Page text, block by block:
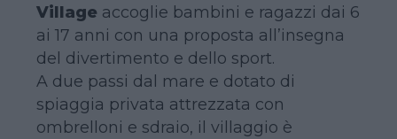
Village accoglie bambini e ragazzi dai 6
ai 17 anni con una proposta all’insegna
del divertimento e dello sport.
A due passi dal mare e dotato di
spiaggia privata attrezzata con
ombrelloni e sdraio, il villaggio è